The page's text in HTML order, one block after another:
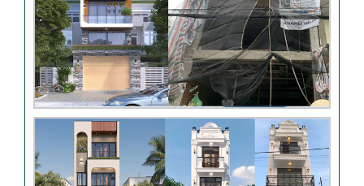
chú Trung – Gò Vấp